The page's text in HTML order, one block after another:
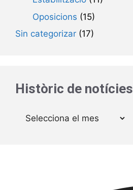
Oposicions (15)
Sin categorizar (17)
Històric de notícies
Arxius